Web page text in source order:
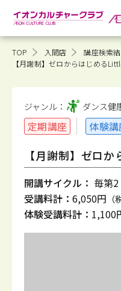
TOP 入間店
講座検索
【月謝制】ゼロからはじめる
ジャンル： ダンス健
定期講座 体験講
【月謝制】ゼロ
開講サイクル： 毎第
受講料計： 6,050円
体験受講料計： 1,100